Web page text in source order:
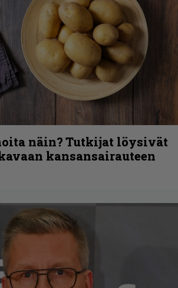
näin? Tutkijat löysivät
kansansairauteen